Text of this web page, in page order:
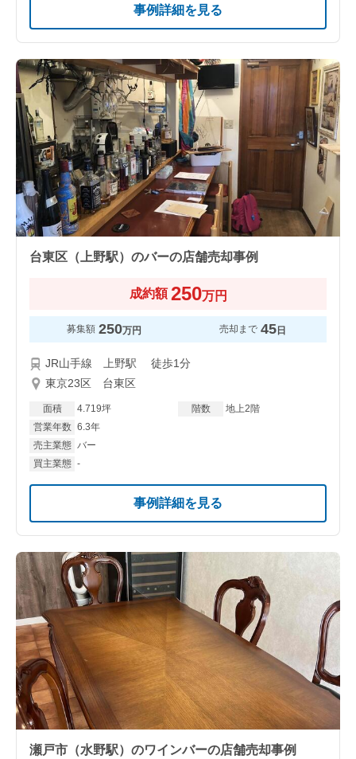
事例詳細を見る
台東区（上野駅）のバーの店舗売却事例
成約額 250万円
募集額 250万円 売却まで 45日
JR山手線 上野駅 徒歩1分
東京23区 台東区
面積 4.719坪 階数
地上2階
営業年数 6.3年
売主業態 バー
買主業態 -
事例詳細を見る
瀬戸市（水野駅）のワインバーの店舗売却事例